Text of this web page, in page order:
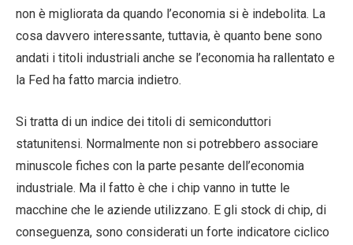
non è migliorata da quando l’economia si è indebolita. La
cosa davvero interessante, tuttavia, è quanto bene sono
andati i titoli industriali anche se l’economia ha rallentato e
la Fed ha fatto marcia indietro.
Si tratta di un indice dei titoli di semiconduttori
statunitensi. Normalmente non si potrebbero associare
minuscole fiches con la parte pesante dell’economia
industriale. Ma il fatto è che i chip vanno in tutte le
macchine che le aziende utilizzano. E gli stock di chip, di
conseguenza, sono considerati un forte indicatore ciclico